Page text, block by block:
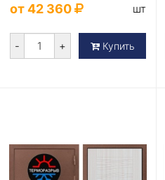
от 42 360 шт
- + Купить